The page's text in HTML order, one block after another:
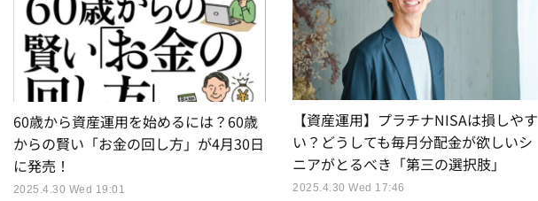
60歳から資産運用を始めるには？60歳
からの賢い「お金の回し方」が4月30日
に発売！
2025.4.30 Wed 19:01
【資産運用】プラチナNISAは損しやす
い？どうしても毎月分配金が欲しいシ
ニアがとるべき「第三の選択肢」
2025.4.30 Wed 17:46